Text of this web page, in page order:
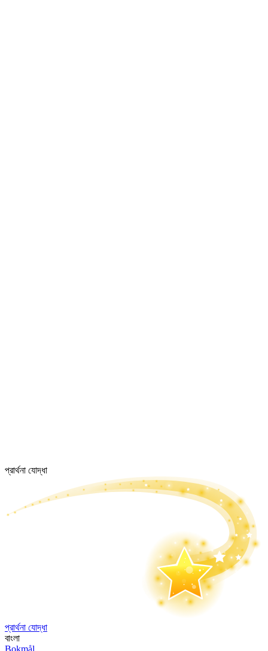
প্রার্থনা যোদ্ধা
প্রার্থনা যোদ্ধা
বাংলা
Bokmål